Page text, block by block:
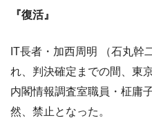
『復活』
IT長者・加西周明 （石丸幹
れ、判決確定までの間、東
内閣情報調査室職員・柾庸
然、禁止となった。